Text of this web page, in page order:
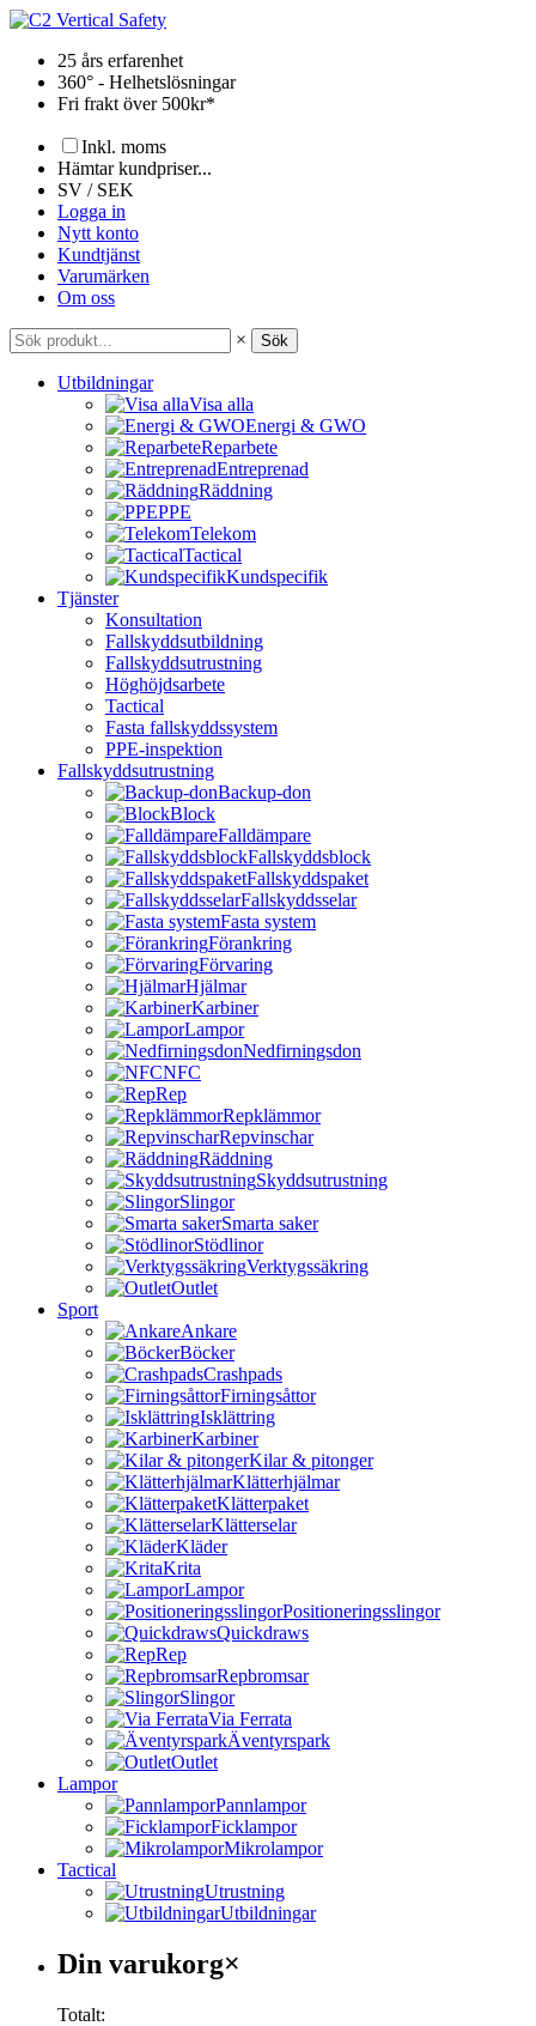
Hoppa
innehåll25 års erfarenhet
360° - Helhetslösningar
Fri frakt över 500kr*
Inkl. moms
Hämtar kundpriser...
SV / SEK
Logga in
Nytt konto
Kundtjänst
Varumärken
Om oss
× Sök
Utbildningar
Visa alla
Energi & GWO
Reparbete
Entreprenad
Räddning
PPE
Telekom
Tactical
Kundspecifik
Tjänster
Konsultation
Fallskyddsutbildning
Fallskyddsutrustning
Höghöjdsarbete
Tactical
Fasta fallskyddssystem
PPE-inspektion
Fallskyddsutrustning
Backup-don
Block
Falldämpare
Fallskyddsblock
Fallskyddspaket
Fallskyddsselar
Fasta system
Förankring
Förvaring
Hjälmar
Karbiner
Lampor
Nedfirningsdon
NFC
Rep
Repklämmor
Repvinschar
Räddning
Skyddsutrustning
Slingor
Smarta saker
Stödlinor
Verktygssäkring
Outlet
Sport
Ankare
Böcker
Crashpads
Firningsåttor
Isklättring
Karbiner
Kilar & pitonger
Klätterhjälmar
Klätterpaket
Klätterselar
Kläder
Krita
Lampor
Positioneringsslingor
Quickdraws
Rep
Repbromsar
Slingor
Via Ferrata
Äventyrspark
Outlet
Lampor
Pannlampor
Ficklampor
Mikrolampor
Tactical
Utrustning
Utbildningar
Varukorg
Din varukorg×
Totalt: